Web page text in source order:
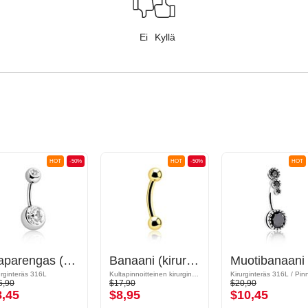
Ei Kyllä
-50%
HOT
Naparengas (kirurginen teräs, hopea, kiiltävä pinta) kanssa pallot ja kristallikivet
316L
-50%
HOT
Banaani (kirurginen teräs, kulta, kiiltävä pinta)
$17,90
$8,95
HOT
$20,90
$10,45